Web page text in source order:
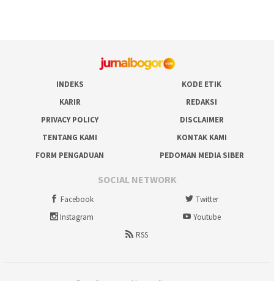
INDEKS
KODE ETIK
KARIR
REDAKSI
PRIVACY POLICY
DISCLAIMER
TENTANG KAMI
KONTAK KAMI
FORM PENGADUAN
PEDOMAN MEDIA SIBER
SOCIAL NETWORK
Facebook
Twitter
Instagram
Youtube
RSS